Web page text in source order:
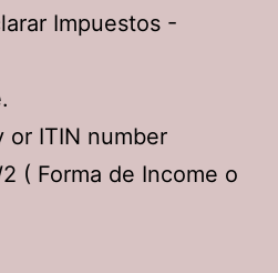
Impuestos -
or ITIN number
( Forma de Income o